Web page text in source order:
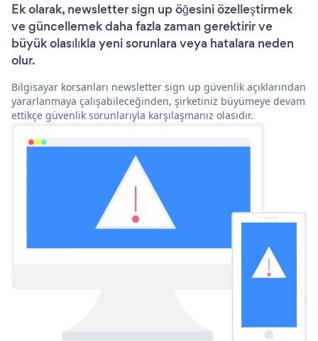
Ek olarak, newsletter sign up öğesini özelleştirmek
ve güncellemek daha fazla zaman gerektirir ve
büyük olasılıkla yeni sorunlara veya hatalara neden
olur.
Bilgisayar korsanları newsletter sign up güvenlik açıklarından
yararlanmaya çalışabileceğinden, şirketiniz büyümeye devam
ettikçe güvenlik sorunlarıyla karşılaşmanız olasıdır.